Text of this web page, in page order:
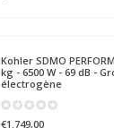
Kohler SDMO
kg - 6500 W - 69 dB -
électrogène
€1.749,00